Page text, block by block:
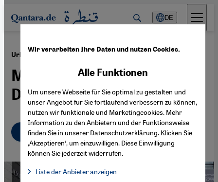
Direkt zum Inhalt springen
DE
Urbane Aneignungspolitik in Jerusalem ·10.02.2016
Mamilla und der Tower of
David
Deutsch English عربي
Wir verarbeiten Ihre Daten und nutzen Cookies.
Alle Funktionen
Um unsere Webseite für Sie optimal zu gestalten und
unser Angebot für Sie fortlaufend verbessern zu können,
nutzen wir funktionale und Marketingcookies. Mehr
Information zu den Anbietern und der Funktionsweise
finden Sie in unserer Datenschutzerklärung. Klicken Sie
‚Akzeptieren‘, um einzuwilligen. Diese Einwilligung
können Sie jederzeit widerrufen.
Liste der Anbieter anzeigen